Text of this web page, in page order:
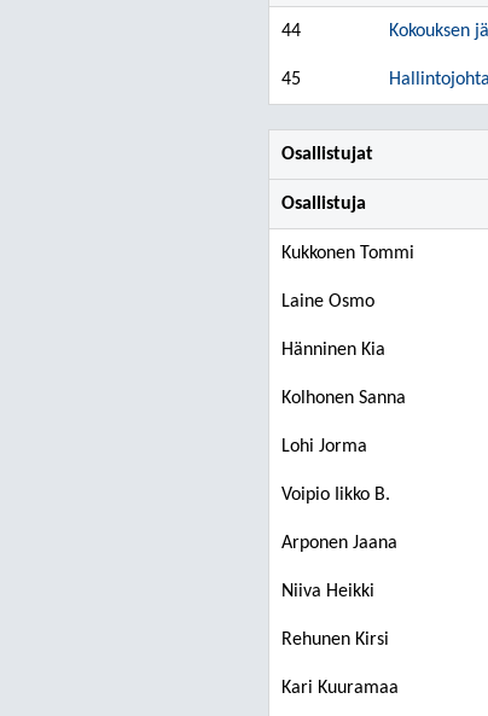
44 Kokouksen
45
Osallistujat
Osallistuja
Kukkonen Tommi
Laine Osmo
Hänninen Kia
Kolhonen Sanna
Lohi Jorma
Voipio Iikko B.
Arponen Jaana
Niiva Heikki
Rehunen Kirsi
Kari Kuuramaa